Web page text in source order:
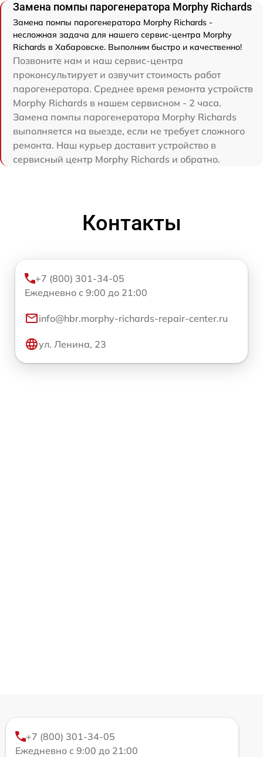
Замена помпы парогенератора Morphy Richards
Замена помпы парогенератора Morphy Richards -
несложная задача для нашего сервис-центра Morphy
Richards в Хабаровске. Выполним быстро и качественно!
Позвоните нам и наш сервис-центра
проконсультирует и озвучит стоимость работ
парогенератора. Среднее время ремонта устройств
Morphy Richards в нашем сервисном - 2 часа.
Замена помпы парогенератора Morphy Richards
выполняется на выезде, если не требует сложного
ремонта. Наш курьер доставит устройство в
сервисный центр Morphy Richards и обратно.
Контакты
+7 (800) 301-34-05
Ежедневно с 9:00 до 21:00
info@hbr.morphy-richards-repair-center.ru
ул. Ленина, 23
+7 (800) 301-34-05
Ежедневно с 9:00 до 21:00